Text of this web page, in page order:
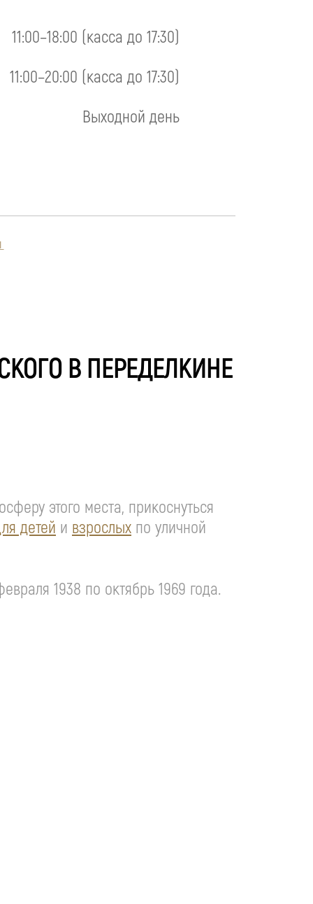
11:00–18:00 (касса до 17:30)
11:00–20:00 (касса до 17:30)
Выходной день
В ПЕРЕДЕЛКИНЕ
этого места, прикоснуться
детей и взрослых по уличной
1938 по октябрь 1969 года.